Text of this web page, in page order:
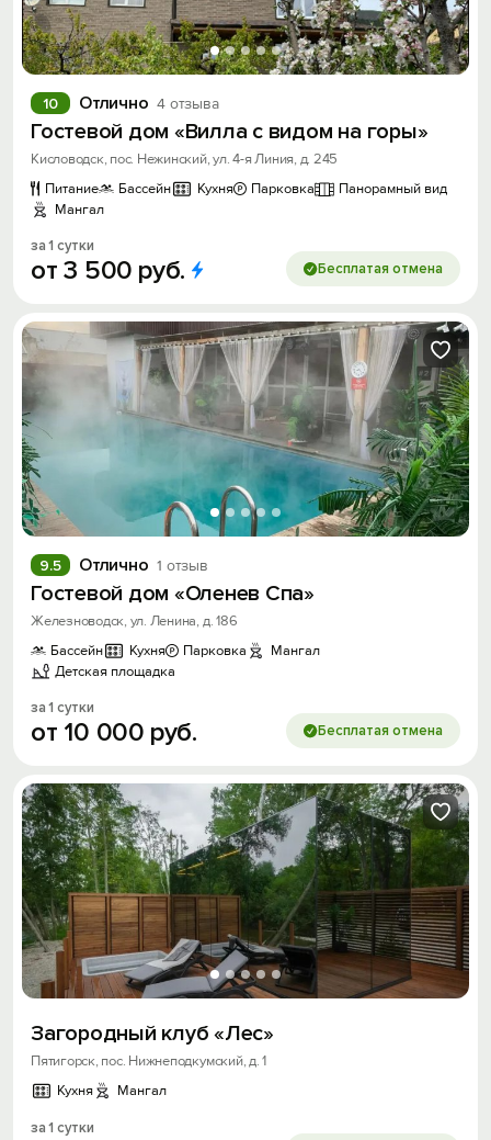
Отлично 4 отзыва
10
Гостевой дом «Вилла с видом на горы»
Кисловодск, пос. Нежинский, ул. 4-я Линия, д. 245
Питание
Бассейн Кухня Парковка
Панорамный вид
Мангал
за 1 сутки
от3 500 руб. Бесплатая отмена
Отлично 1 отзыв
9.5
Гостевой дом «Оленев Спа»
Железноводск, ул. Ленина, д. 186
Бассейн
Кухня Парковка
Мангал
Детская площадка
за 1 сутки
от 10 000 руб. Бесплатая отмена
Загородный клуб «Лес»
Пятигорск, пос. Нижнеподкумский, д. 1
Кухня
Мангал
за 1 сутки